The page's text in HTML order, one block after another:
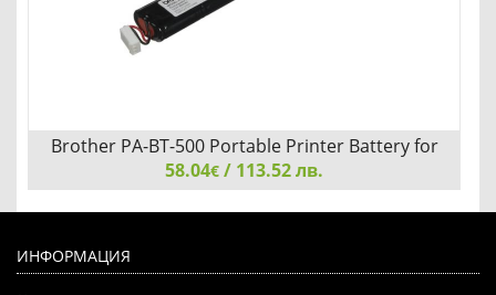
Printers
Brother PA-BT-500 Portable Printer Battery for
Mobile Printers
58.04€ / 113.52 лв.
ИНФОРМАЦИЯ